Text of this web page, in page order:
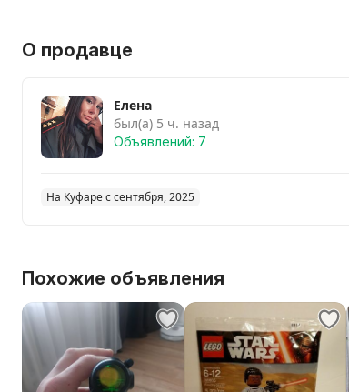
О продавце
Елена
был(а) 5 ч. назад
Объявлений: 7
На Куфаре с сентября, 2025
Похожие объявления